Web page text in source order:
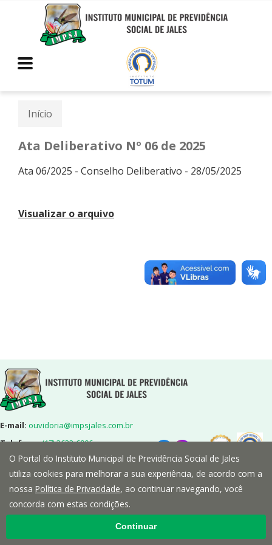
Início
Ata Deliberativo Nº 06 de 2025
Ata 06/2025 - Conselho Deliberativo - 28/05/2025
Visualizar o arquivo
E-mail: ouvidoria@impsjales.com.br
Telefone:(17) 3632-6906
Endereço: Rua 7,nº2072-Centro-
Jales/SP-CEP:15700-014
O Portal do Instituto Municipal de Previdência Social de Jales
utiliza cookies para melhorar a sua experiência, de acordo com a
nossa Política de Privacidade, ao continuar navegando, você
concorda com estas condições.
Continuar